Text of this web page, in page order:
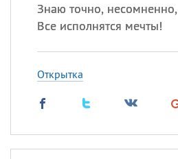
Знаю точно, несомненно,
Все исполнятся мечты!
Открытка